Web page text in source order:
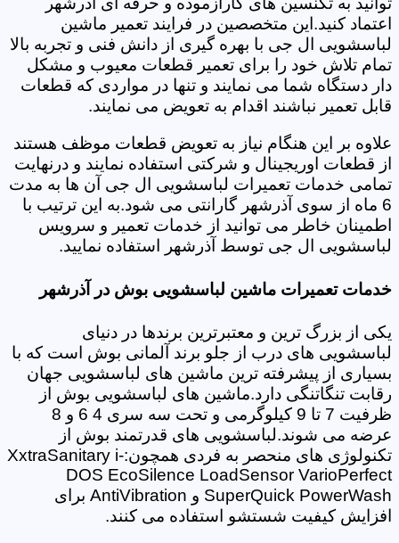
اعتماد کنید.این متخصصین در فرایند تعمیر ماشین
لباسشویی ال جی با بهره گیری از دانش فنی و تجربه بالا
تمام تلاش خود را برای تعمیر قطعات معیوب و مشکل
دار دستگاه شما می نمایند و تنها در مواردی که قطعات
قابل تعمیر نباشند اقدام به تعویض می نمایند.
علاوه بر این هنگام نیاز به تعویض قطعات موظف هستند
از قطعات اوریجینال و شرکتی استفاده نمایند و درنهایت
تمامی خدمات تعمیرات لباسشویی ال جی آن ها به مدت
6 ماه از سوی آذرشهر گارانتی می شود.به این ترتیب با
اطمینان خاطر می توانید از خدمات تعمیر و سرویس
لباسشویی ال جی توسط آذرشهر استفاده نمایید.
خدمات تعمیرات ماشین لباسشویی بوش در آذرشهر
یکی از بزرگ ترین و معتبرترین برندها در دنیای
لباسشویی های درب از جلو برند آلمانی بوش است که با
بسیاری از پیشرفته ترین ماشین های لباسشویی جهان
رقابت تنگاتنگی دارد.ماشین های لباسشویی بوش از
ظرفیت 7 تا 9 کیلوگرمی و تحت سه سری 4 6 و 8
عرضه می شوند.لباسشویی های قدرتمند بوش از
تکنولوژی های منحصر به فردی همچون:XxtraSanitary i-
DOS EcoSilence LoadSensor VarioPerfect
SuperQuick PowerWash و AntiVibration برای
افزایش کیفیت شستشو استفاده می کنند.